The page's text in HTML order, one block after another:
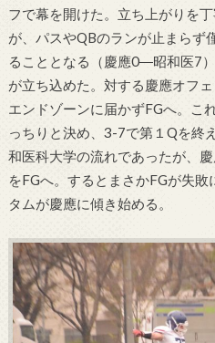
フで幕を開けた。立ち上がりを
が、パスやQBのランが止まらず
ることとなる（慶應0―昭和医7
が立ち込めた。対する慶應オフ
エンドゾーンに届かずFGへ。こ
っちりと決め、3-7で第１Qを終
和医科大学の流れであったが、
をFGへ。するとまさかFGが失
タムが慶應に傾き始める。